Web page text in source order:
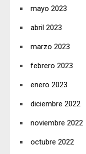
mayo 2023
abril 2023
marzo 2023
febrero 2023
enero 2023
diciembre 2022
noviembre 2022
octubre 2022